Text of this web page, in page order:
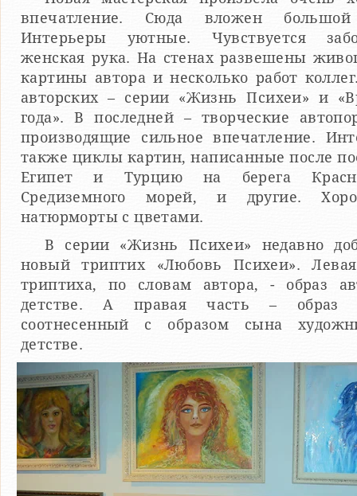
впечатление. Сюда вложен
Интерьеры уютные. Чувствуется
женская рука. На стенах развешены
картины автора и несколько работ
авторских – серии «Жизнь Психеи» и
года». В последней – творческие
производящие сильное впечатление.
также циклы картин, написанные после
Египет и Турцию на берега
Средиземного морей, и другие.
натюрморты с цветами.
В серии «Жизнь Психеи» недавно
новый триптих «Любовь Психеи».
триптиха, по словам автора, - образ
детстве. А правая часть – образ
соотнесенный с образом сына
детстве.